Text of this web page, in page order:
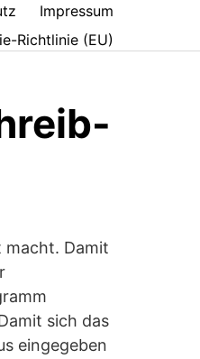
Impressum
Richtlinie (EU)
macht. Damit
sich das
eingegeben